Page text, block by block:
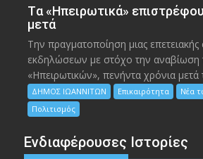
Tα «Ηπειρωτικά»
μετά
Την πραγματοποίηση μιας επετειακής
εκδηλώσεων με στόχο την αναβίωση
«Ηπειρωτικών», πενήντα χρόνια μετά
ΔΗΜΟΣ ΙΩΑΝΝΙΤΩΝ Επικαιρότητα
Νέα
Πολιτισμός
Ενδιαφέρουσες Ιστορίες